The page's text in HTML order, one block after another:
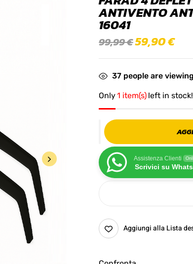
ANTIVENTO
16041
99,99€59,90€
37 people are
Only1 item(s) left in stock!
Assistenza Clienti
Scrivici su
Aggiungi alla Lista